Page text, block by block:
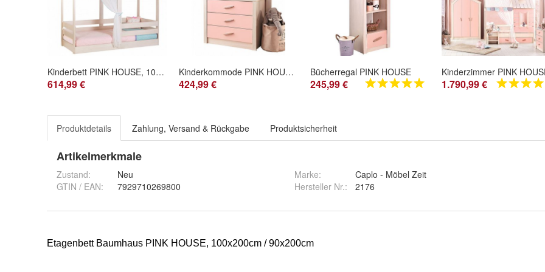
Kinderbett PINK HOUSE, 100x200cm
614,99 €
Kinderkommode PINK HOUSE mit Spiegel
424,99 €
Bücherregal PINK HOUSE
245,99 € 1.790,99 €
Produktdetails Zahlung, Versand & Rückgabe Produktsicherheit
Artikelmerkmale
Zustand:
Neu
GTIN / EAN:
7929710269800
Marke:
Caplo - Möbel Zeit
Hersteller Nr.:
2176